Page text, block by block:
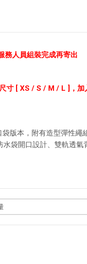
務人員組裝完成再寄出
寸 [ XS / S / M / L ]， 加
袋版本，附有造型彈性繩
袋開口設計、雙軌透氣